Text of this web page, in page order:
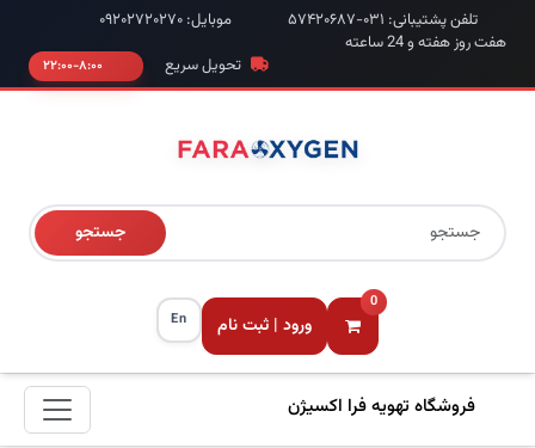
تلفن پشتیبانی: ۰۳۱-۵۷۴۲۰۶۸۷
موبایل: ۰۹۲۰۲۷۲۰۲۷۰
هفت روز هفته و 24 ساعته
تحویل سریع
جستجو
0
ورود | ثبت نام En
فروشگاه تهویه فرا اکسیژن